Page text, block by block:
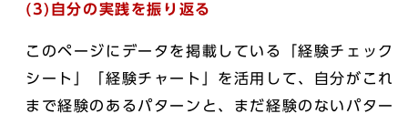
(3)自分の実践を振り返る
このページにデータを掲載している「経験チェック
シート」「経験チャート」を活用して、自分がこれ
まで経験のあるパターンと、まだ経験のないパター